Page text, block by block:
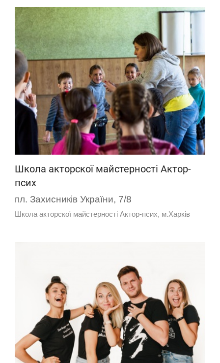
Школа акторскої майстерності Актор-
псих
пл. Захисників України, 7/8
Школа акторскої майстерності Актор-псих, м.Харків